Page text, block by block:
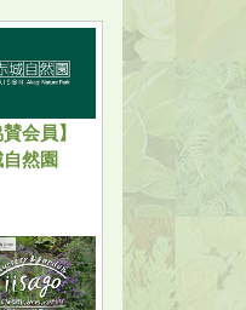
賛会員】
然園